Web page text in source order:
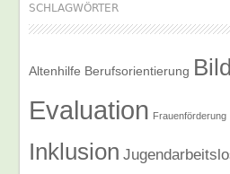
SCHLAGWÖRTER
Altenhilfe Berufsorientierung
Evaluation Frauenförderung
Inklusion